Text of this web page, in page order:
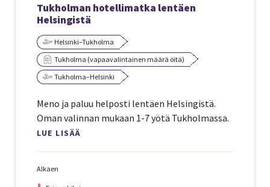
Tukholman hotellimatka lentäen
Helsingistä
Helsinki–Tukholma
Tukholma (vapaavalintainen määrä öitä)
Tukholma–Helsinki
Meno ja paluu helposti lentäen Helsingistä.
Oman valinnan mukaan 1-7 yötä Tukholmassa.
LUE LISÄÄ
Alkaen